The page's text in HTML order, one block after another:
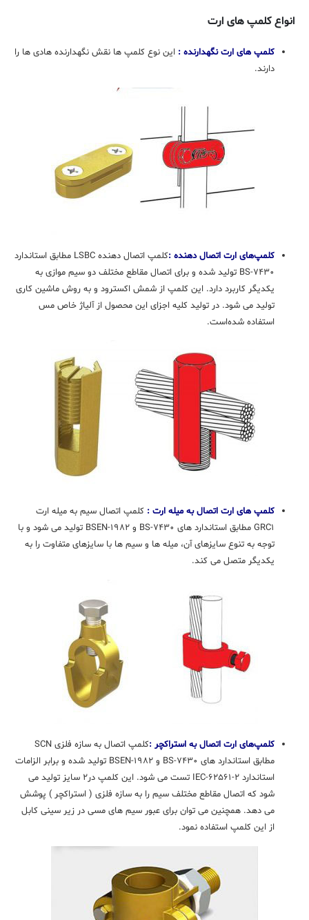
انواع کلمپ های ارت
کلمپ های ارت نگهدارنده : این نوع کلمپ ها نقش نگهدارنده هادی ها را
دارند.
کلمپ‌های ارت اتصال دهنده :
کلمپ اتصال دهنده LSBC مطابق استاندارد
BS-۷۴۳۰ تولید شده و برای اتصال مقاطع مختلف دو سیم موازی به
یکدیگر کاربرد دارد. این کلمپ از شمش اکسترود و به روش ماشین کاری
تولید می شود. در تولید کلیه اجزای این محصول از آلیاژ خاص مس
استفاده شده‌است.
کلمپ های ارت اتصال به میله ارت : کلمپ اتصال سیم به میله ارت
GRC۱ مطابق استاندارد های BS-۷۴۳۰ و BSEN-۱۹۸۲ تولید می شود و با
توجه به تنوع سایزهای آن، میله ها و سیم ها با سایزهای متفاوت را به
یکدیگر متصل می کند.
کلمپ‌های ارت اتصال به استراکچر :
کلمپ اتصال به سازه فلزی SCN
مطابق استاندارد های BS-۷۴۳۰ و BSEN-۱۹۸۲ تولید شده و برابر الزامات
استاندارد IEC-۶۲۵۶۱-۲ تست می شود. این کلمپ در۲ سایز تولید می
شود که اتصال مقاطع مختلف سیم را به سازه فلزی ( استراکچر ) پوشش
می دهد. همچنین می توان برای عبور سیم های مسی در زیر سینی کابل
از این کلمپ استفاده نمود.